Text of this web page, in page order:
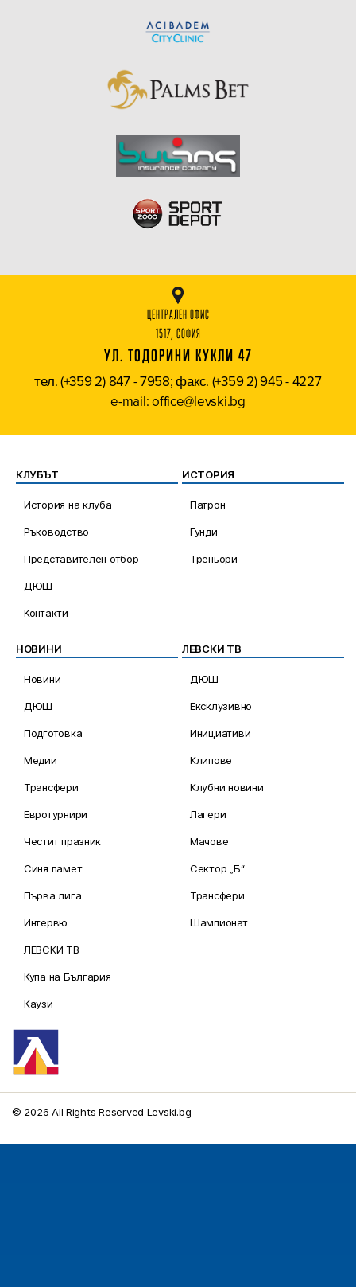
ЦЕНТРАЛЕН ОФИС
1517, СОФИЯ
УЛ. ТОДОРИНИ КУКЛИ 47
тел. (+359 2) 847 - 7958; факс. (+359 2) 945 - 4227
e-mail: office@levski.bg
КЛУБЪТ
История на клуба
Ръководство
Представителен отбор
ДЮШ
Контакти
ИСТОРИЯ
Патрон
Гунди
Треньори
НОВИНИ
Новини
ДЮШ
Подготовка
Медии
Трансфери
Евротурнири
Честит празник
Синя памет
Първа лига
Интервю
ЛЕВСКИ ТВ
Купа на България
Каузи
ЛЕВСКИ ТВ
ДЮШ
Ексклузивно
Инициативи
Клипове
Клубни новини
Лагери
Мачове
Сектор „Б“
Трансфери
Шампионат
© 2026 All Rights Reserved Levski.bg